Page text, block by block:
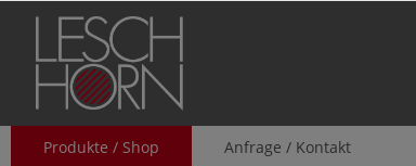
Zur Hauptnavigation springen
Produkte / Shop Anfrage / Kontakt